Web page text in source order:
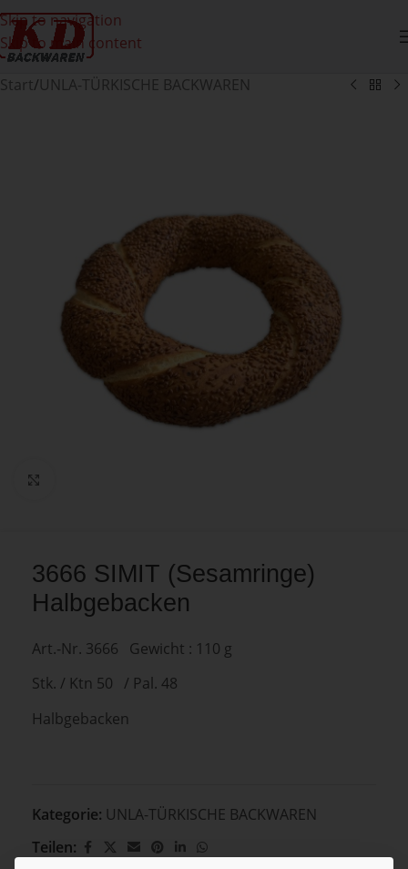
Skip to navigation
Skip to main content
Start/UNLA-TÜRKISCHE BACKWAREN
3666 SIMIT (Sesamringe)
Halbgebacken
Art.-Nr. 3666 Gewicht : 110 g
Stk. / Ktn 50 / Pal. 48
Halbgebacken
Kategorie: UNLA-TÜRKISCHE BACKWAREN
Teilen: